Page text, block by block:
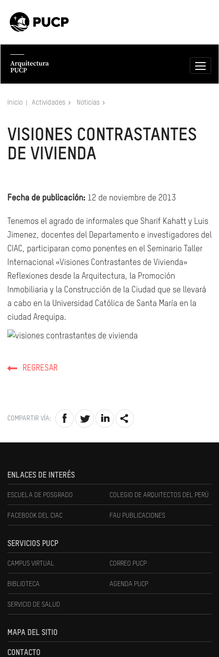
Inicio Actividades Noticias
VISIONES CONTRASTANTES
DE VIVIENDA
Fecha de publicación: 12 de noviembre de 2013
Tenemos el agrado de informales que Sharif Kahatt y Luis
Jimenez, docentes del Departamento e investigadores del
CIAC, participaran como ponentes en el Seminario Taller
Internacional «Visiones Contrastantes de Vivienda»
Reflexiones desde la Arquitectura, la Promoción
Inmobiliaria y la Construcción de la Ciudad que se llevará
a cabo en la Universidad Católica de Santa María en la
ciudad Arequipa.
REGRESAR
COMPARTIR VÍA:
ENLACES DE INTERÉS
ESCUELA DE POSGRADO COLEGIO DE ARQUITECTOS DEL PERÚ
FACEBOOK DEL CIAC FAU PUBLICACIONES
SERVICIOS PUCP
CAMPUS VIRTUAL CORREO PUCP
BIBLIOTECA AGENDA PUCP
SERVICIO DE SALUD
MAPA DEL SITIO
CONTACTO